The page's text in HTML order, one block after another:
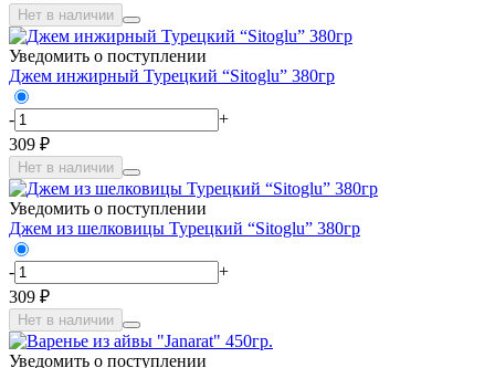
Нет в наличии
Уведомить о поступлении
Джем инжирный Турецкий “Sitoglu” 380гр
-
+
309 ₽
Нет в наличии
Уведомить о поступлении
Джем из шелковицы Турецкий “Sitoglu” 380гр
-
+
309 ₽
Нет в наличии
Уведомить о поступлении